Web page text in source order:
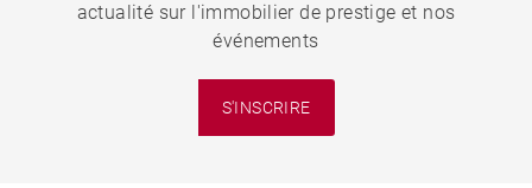
actualité sur l'immobilier de prestige et nos
événements
S'INSCRIRE